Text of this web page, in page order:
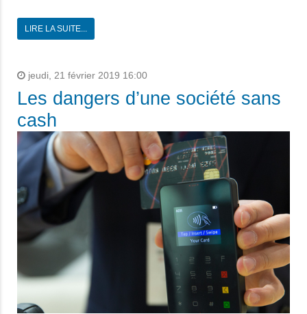
LIRE LA SUITE...
jeudi, 21 février 2019 16:00
Les dangers d’une société sans
cash